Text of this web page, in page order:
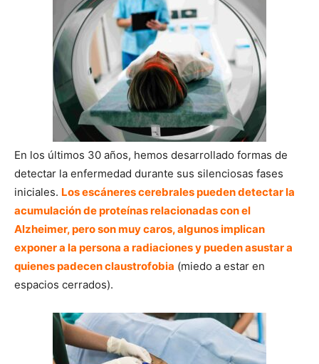
En los últimos 30 años, hemos desarrollado formas de
detectar la enfermedad durante sus silenciosas fases
iniciales. Los escáneres cerebrales pueden detectar la
acumulación de proteínas relacionadas con el
Alzheimer, pero son muy caros, algunos implican
exponer a la persona a radiaciones y pueden asustar a
quienes padecen claustrofobia (miedo a estar en
espacios cerrados).